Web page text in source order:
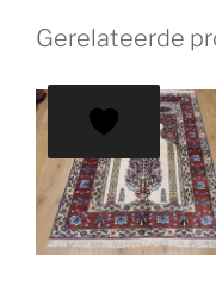
Gerelateerde